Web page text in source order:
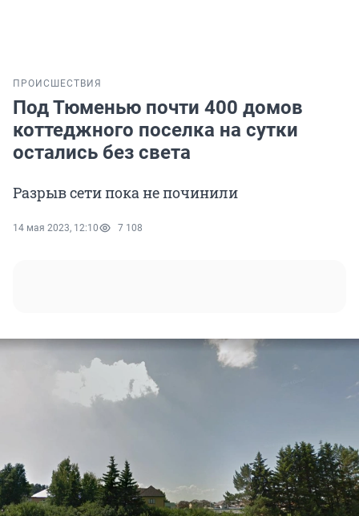
ПРОИСШЕСТВИЯ
Под Тюменью почти 400 домов
коттеджного поселка на сутки
остались без света
Разрыв сети пока не починили
14 мая 2023, 12:10 7 108